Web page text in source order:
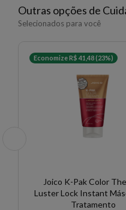
Deixe agir por 1 a 5
EAN: 7899706189842 -
✨ Descrição gerada por IA a
Outras opções de
Selecionados para você
Economize R$ 41,48 (23%)
Joico K-Pak Color
Luster Lock Instant
Tratamento